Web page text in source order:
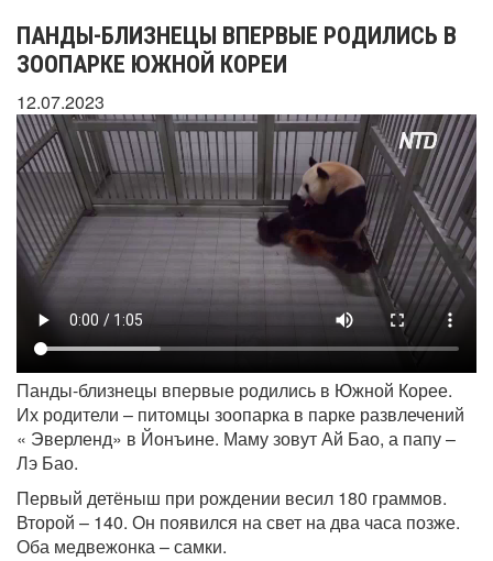
ПАНДЫ-БЛИЗНЕЦЫ ВПЕРВЫЕ РОДИЛИСЬ В
ЗООПАРКЕ ЮЖНОЙ КОРЕИ
12.07.2023
Панды-близнецы впервые родились в Южной Корее.
Их родители – питомцы зоопарка в парке развлечений
« Эверленд» в Йонъине. Маму зовут Ай Бао, а папу –
Лэ Бао.
Первый детёныш при рождении весил 180 граммов.
Второй – 140. Он появился на свет на два часа позже.
Оба медвежонка – самки.